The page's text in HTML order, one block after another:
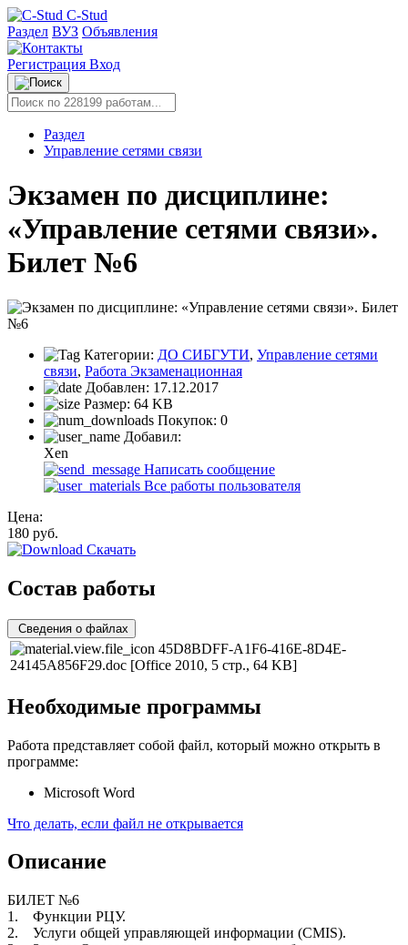
C-Stud
Раздел ВУЗ Объявления
Регистрация Вход
Раздел
Управление сетями связи
Экзамен по дисциплине:
«Управление сетями связи».
Билет №6
Категории: ДО СИБГУТИ, Управление сетями
связи, Работа Экзаменационная
Добавлен: 17.12.2017
Размер: 64 KB
Покупок: 0
Добавил:
Xen
Написать сообщение
Все работы пользователя
Цена:
180 руб.
Скачать
Состав работы
Сведения о файлах
45D8BDFF-A1F6-416E-8D4E-
24145A856F29.doc [Office 2010, 5 стр., 64 KB]
Необходимые программы
Работа представляет собой файл, который можно открыть в
программе:
Microsoft Word
Что делать, если файл не открывается
Описание
БИЛЕТ №6
1. Функции РЦУ.
2. Услуги общей управляющей информации (CMIS).